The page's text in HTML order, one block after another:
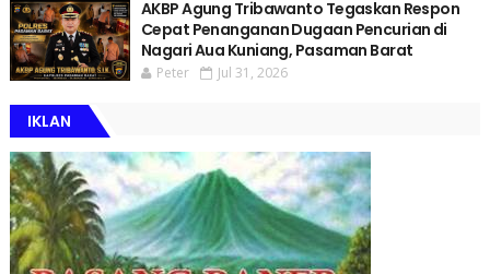
AKBP Agung Tribawanto Tegaskan Respon
Cepat Penanganan Dugaan Pencurian di
Nagari Aua Kuniang, Pasaman Barat
Peter Jul 31, 2026
IKLAN